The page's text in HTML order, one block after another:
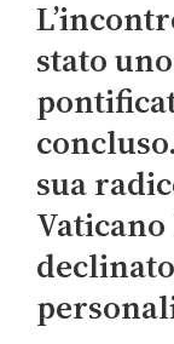
stato
sua